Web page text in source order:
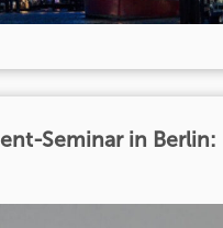
Seminar in Berlin: